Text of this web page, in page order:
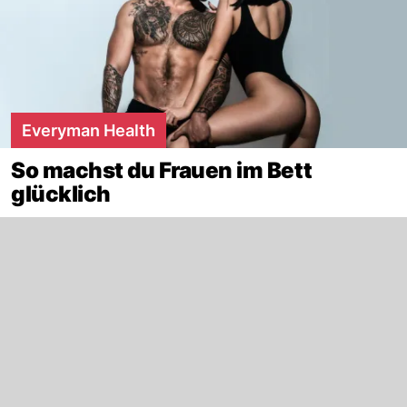
Everyman Health
So machst du Frauen im Bett
glücklich